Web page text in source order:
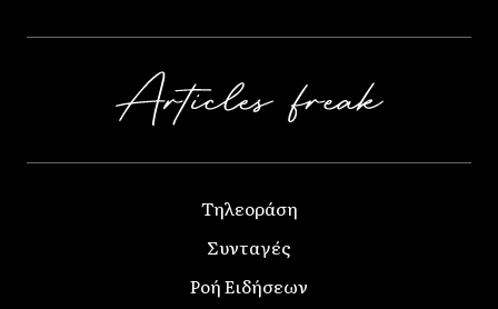
Τηλεοράση
Συνταγές
Ροή Ειδήσεων